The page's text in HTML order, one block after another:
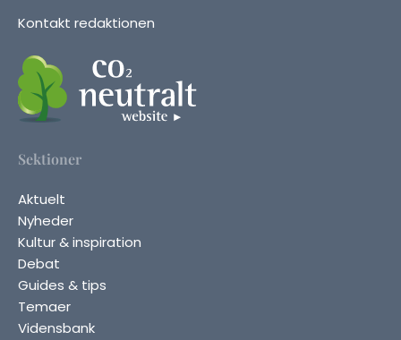
Kontakt redaktionen
Sektioner
Aktuelt
Nyheder
Kultur & inspiration
Debat
Guides & tips
Temaer
Vidensbank